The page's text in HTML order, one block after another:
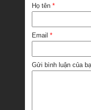
Họ tên *
Email *
Gửi bình luận của